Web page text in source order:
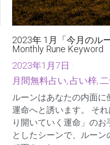
2023年 1月「今月のル
Monthly Rune Keyword
2023年1月7日·
月間無料占い,占い梓,
ルーンはあなたの内面